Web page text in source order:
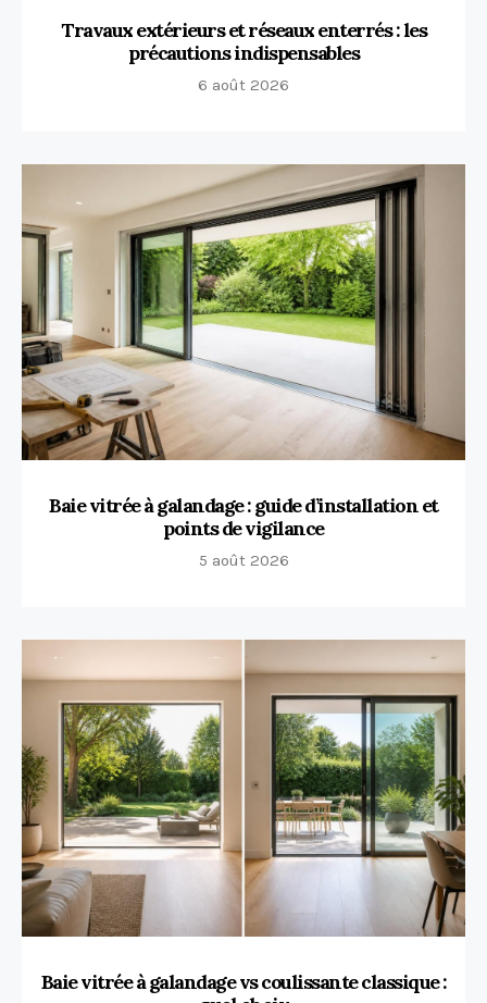
Travaux extérieurs et réseaux enterrés : les
précautions indispensables
6 août 2026
Baie vitrée à galandage : guide d’installation et
points de vigilance
5 août 2026
Baie vitrée à galandage vs coulissante classique :